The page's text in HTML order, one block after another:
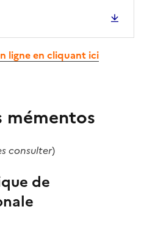
ligne en cliquant ici
mémentos
consulter)
de